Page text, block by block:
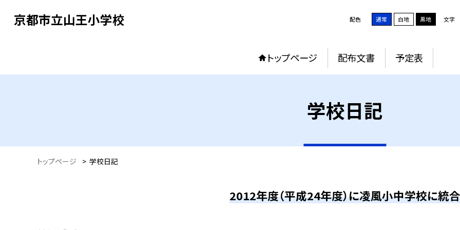
京都市立山王小学校 配色 通常 白地 黒地 文字
トップページ 配布文書 予定表
学校日記
トップページ > 学校日記
2012年度（平成24年度）に凌風小中学校に統合